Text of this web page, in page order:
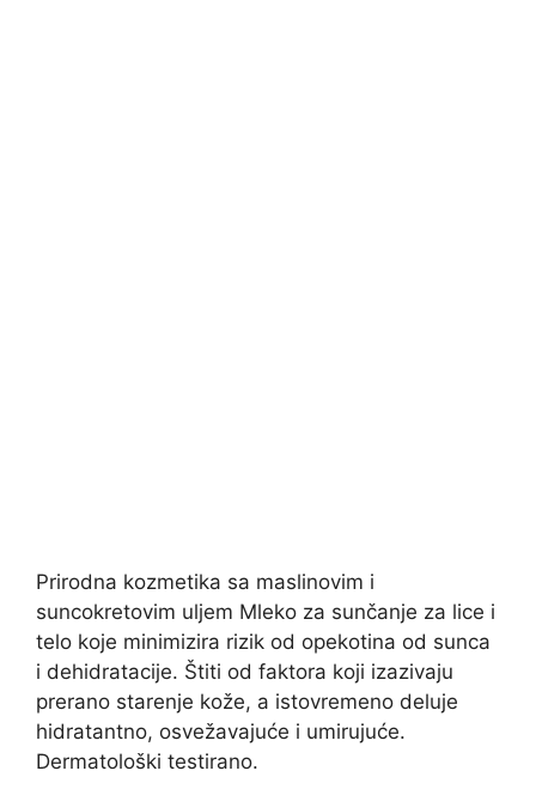
Prirodna kozmetika sa maslinovim i
suncokretovim uljem Mleko za sunčanje za lice i
telo koje minimizira rizik od opekotina od sunca
i dehidratacije. Štiti od faktora koji izazivaju
prerano starenje kože, a istovremeno deluje
hidratantno, osvežavajuće i umirujuće.
Dermatološki testirano.